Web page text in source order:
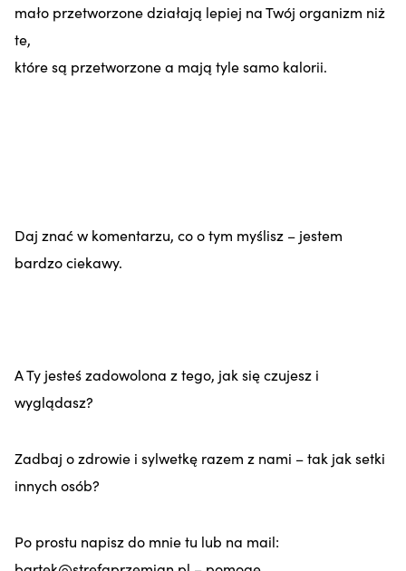
mało przetworzone działają lepiej na Twój organizm niż
te,
które są przetworzone a mają tyle samo kalorii.
Daj znać w komentarzu, co o tym myślisz – jestem
bardzo ciekawy.
A Ty jesteś zadowolona z tego, jak się czujesz i
wyglądasz?
Zadbaj o zdrowie i sylwetkę razem z nami – tak jak setki
innych osób?
Po prostu napisz do mnie tu lub na mail: